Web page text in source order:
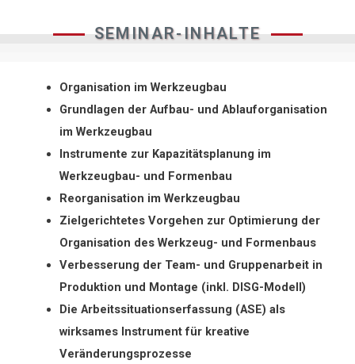
SEMINAR-INHALTE
Organisation im Werkzeugbau
Grundlagen der Aufbau- und Ablauforganisation
im Werkzeugbau
Instrumente zur Kapazitätsplanung im
Werkzeugbau- und Formenbau
Reorganisation im Werkzeugbau
Zielgerichtetes Vorgehen zur Optimierung der
Organisation des Werkzeug- und Formenbaus
Verbesserung der Team- und Gruppenarbeit in
Produktion und Montage (inkl. DISG-Modell)
Die Arbeitssituationserfassung (ASE) als
wirksames Instrument für kreative
Veränderungsprozesse